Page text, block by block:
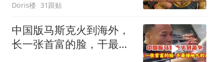
Doris楼 31跟贴
中国版马斯克火到海外，
长一张首富的脸，干最接